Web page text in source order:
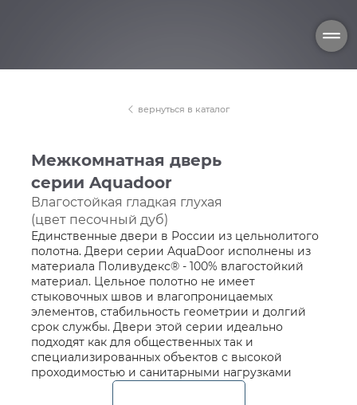
вернуться в каталог
Межкомнатная дверь
серии Aquadoor
Влагостойкая гладкая глухая
(цвет песочный дуб)
Единственные двери в России из цельнолитого
полотна. Двери серии AquaDoor исполнены из
материала Поливудекс® - 100% влагостойкий
материал. Цельное полотно не имеет
стыковочных швов и влагопроницаемых
элементов, стабильность геометрии и долгий
срок службы. Двери этой серии идеально
подходят как для общественных так и
специализированных объектов с высокой
проходимостью и санитарными нагрузками